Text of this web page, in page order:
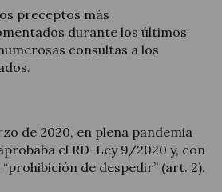
preceptos más
durante los últimos
consultas a los
de 2020, en plena pandemia
el RD-Ley 9/2020 y, con
de despedir” (art. 2).